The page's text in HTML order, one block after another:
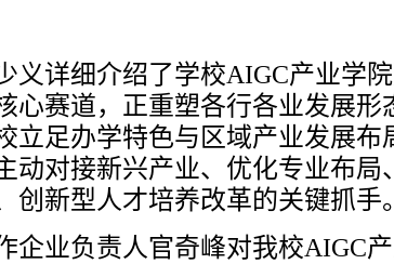
义详细介绍了学校AIGC产业学
心赛道，正重塑各行各业发展
立足办学特色与区域产业发展布
动对接新兴产业、优化专业布
创新型人才培养改革的关键抓手。
企业负责人官奇峰对我校AIGC